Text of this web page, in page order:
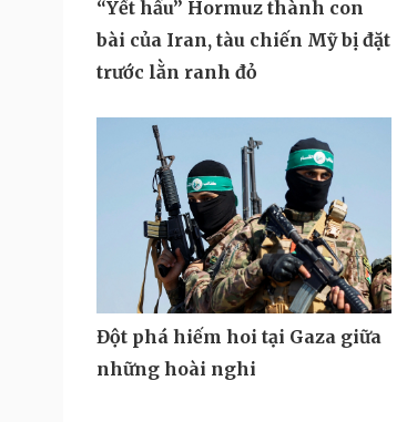
“Yết hầu” Hormuz thành con
bài của Iran, tàu chiến Mỹ bị đặt
trước lằn ranh đỏ
Đột phá hiếm hoi tại Gaza giữa
những hoài nghi